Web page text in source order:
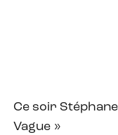
Ce soir
Vague »